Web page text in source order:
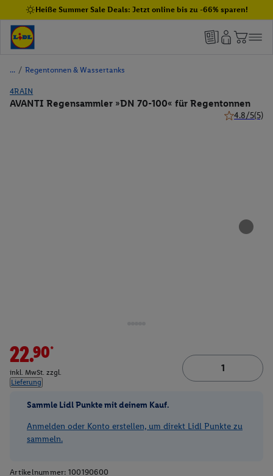
Heiße Summer Sale Deals: Jetzt online bis zu -66% sparen!
/ Regentonnen & Wassertanks
4RAIN
AVANTI Regensammler »DN 70-100« für Regentonnen
4.8/5(5)
22.90*
inkl. MwSt. zzgl.
Lieferung
Sammle Lidl Punkte mit deinem Kauf.
Anmelden oder Konto erstellen, um direkt Lidl Punkte zu
sammeln.
Artikelnummer: 100190600